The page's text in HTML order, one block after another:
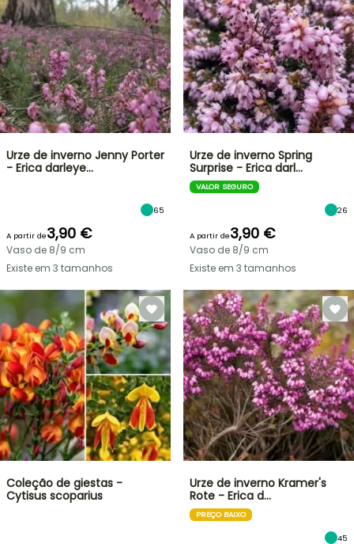
Urze de inverno Jenny Porter
- Erica darleye…
65
A partir de3,90 €
Vaso de 8/9 cm
Existe em 3 tamanhos
Urze de inverno Spring
Surprise - Erica darl…
VALOR SEGURO
26
A partir de3,90 €
Vaso de 8/9 cm
Existe em 3 tamanhos
Coleção de giestas -
Cytisus scoparius
Urze de inverno Kramer's
Rote - Erica d…
PREÇO BAIXO
45